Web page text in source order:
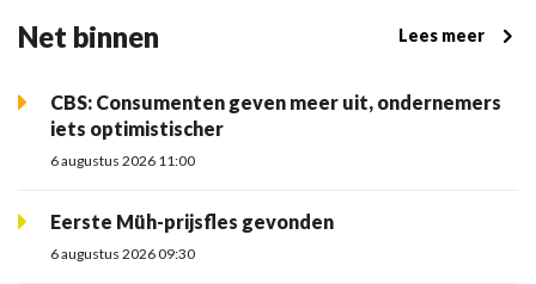
Net binnen Lees meer
CBS: Consumenten geven meer uit, ondernemers
iets optimistischer
6 augustus 2026 11:00
Eerste Müh-prijsfles gevonden
6 augustus 2026 09:30